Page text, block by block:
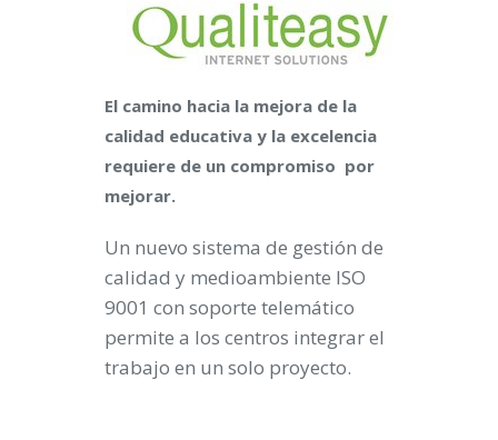
El camino hacia la mejora de la
calidad educativa y la excelencia
requiere de un compromiso por
mejorar.
Un nuevo sistema de gestión de
calidad y medioambiente ISO
9001 con soporte telemático
permite a los centros integrar el
trabajo en un solo proyecto.